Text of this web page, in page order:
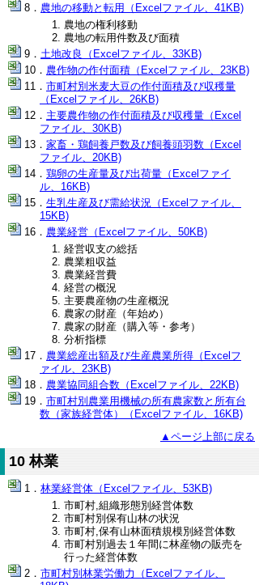
農地の移動と転用（Excelファイル、41KB)
農地の権利移動
農地の転用件数及び面積
土地改良（Excelファイル、33KB)
農作物の作付面積（Excelファイル、23KB)
市町村別米麦大豆の作付面積及び収穫量
（Excelファイル、26KB)
主要農作物の作付面積及び収穫量（Excel
ファイル、30KB)
家畜・鶏飼養戸数及び飼養頭羽数（Excel
ファイル、20KB)
鶏卵の生産量及び出荷量（Excelファイ
ル、16KB)
生乳生産及び需給状況（Excelファイル、
15KB)
農業経営（Excelファイル、50KB)
経営収支の総括
農業粗収益
農業経営費
経営の概況
主要農産物の生産概況
農家の財産（年始め）
農家の財産（購入等・参考）
分析指標
農業総産出額及び生産農業所得（Excelフ
ァイル、23KB)
農業協同組合数（Excelファイル、22KB)
市町村別農業用機械の所有農家数と所有台
数（家族経営体）（Excelファイル、16KB)
▲ページ上部に戻る
10 林業
林業経営体（Excelファイル、53KB)
市町村,組織形態別経営体数
市町村別保有山林の状況
市町村,保有山林面積規模別経営体数
市町村別過去１年間に林産物の販売を
行った経営体数
市町村別林業労働力（Excelファイル、